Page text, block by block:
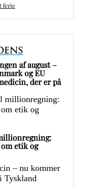
ferie
af august –
og EU
der er på
etik og